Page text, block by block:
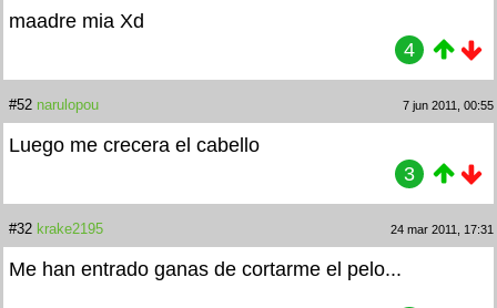
maadre mia Xd
4
#52 narulopou 7 jun 2011, 00:55
Luego me crecera el cabello
3
#32 krake2195 24 mar 2011, 17:31
Me han entrado ganas de cortarme el pelo...